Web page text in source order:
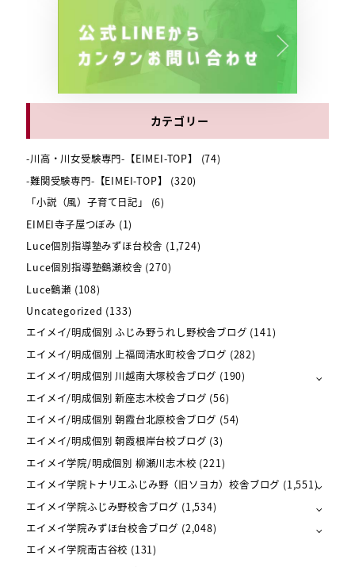
カテゴリー
-川高・川女受験専門-【EIMEI-TOP】
(74)
-難関受験専門-【EIMEI-TOP】
(320)
「小説（風）子育て日記」
(6)
EIMEI寺子屋つぼみ (1)
Luce個別指導塾みずほ台校舎 (1,724)
Luce個別指導塾鶴瀬校舎 (270)
Luce鶴瀬 (108)
Uncategorized (133)
エイメイ/明成個別 ふじみ野うれし野校舎ブログ (141)
エイメイ/明成個別 上福岡清水町校舎ブログ (282)
エイメイ/明成個別 川越南大塚校舎ブログ (190)
エイメイ/明成個別 新座志木校舎ブログ (56)
エイメイ/明成個別 朝霞台北原校舎ブログ (54)
エイメイ/明成個別 朝霞根岸台校ブログ (3)
エイメイ学院/明成個別 柳瀬川志木校 (221)
エイメイ学院トナリエふじみ野（旧ソヨカ）校舎ブログ (1,551)
エイメイ学院ふじみ野校舎ブログ (1,534)
エイメイ学院みずほ台校舎ブログ (2,048)
エイメイ学院南古谷校 (131)